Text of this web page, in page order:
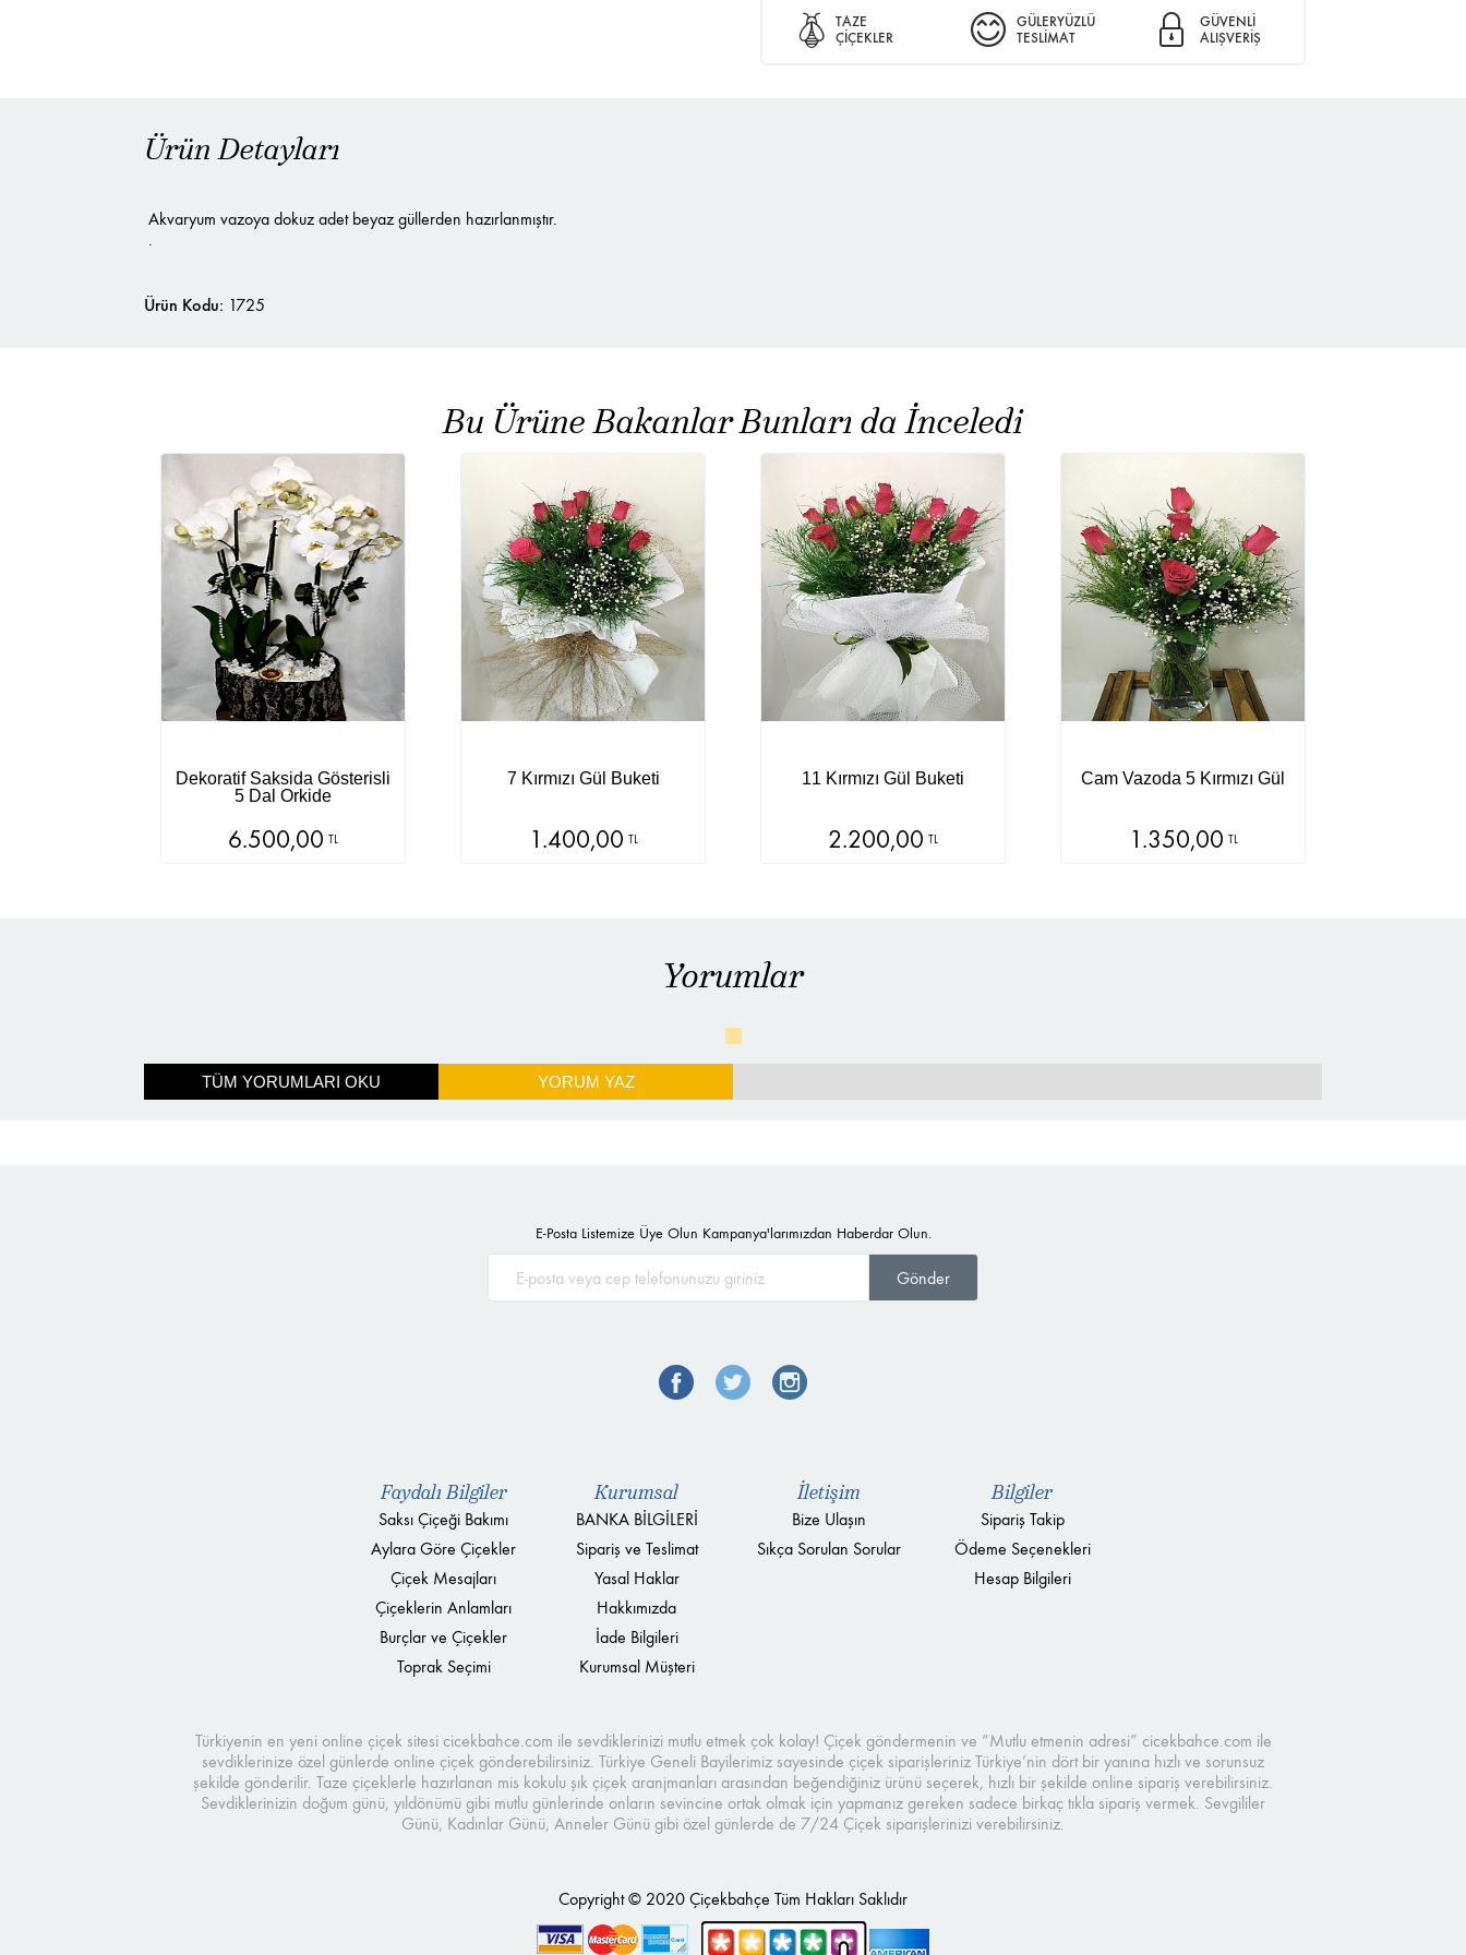
TAZE
ÇİÇEKLER
GÜLERYÜZLÜ
TESLİMAT
GÜVENLİ
ALIŞVERİŞ
Ürün Detayları
Akvaryum vazoya dokuz adet beyaz güllerden hazırlanmıştır.
.
Ürün Kodu: 1725
Bu Ürüne Bakanlar Bunları da İnceledi
Dekoratif Saksida Gösterisli
5 Dal Orkide
6.500,00 TL
7 Kırmızı Gül Buketi
1.400,00 TL
11 Kırmızı Gül Buketi
2.200,00 TL
Cam Vazoda 5 Kırmızı Gül
1.350,00 TL
Yorumlar
TÜM YORUMLARI OKU YORUM YAZ
E-Posta Listemize Üye Olun Kampanya'larımızdan Haberdar Olun.
Gönder
Faydalı Bilgiler
Saksı Çiçeği Bakımı
Aylara Göre Çiçekler
Çiçek Mesajları
Çiçeklerin Anlamları
Burçlar ve Çiçekler
Toprak Seçimi
Kurumsal
BANKA BİLGİLERİ
Sipariş ve Teslimat
Yasal Haklar
Hakkımızda
İade Bilgileri
Kurumsal Müşteri
İletişim
Bize Ulaşın
Sıkça Sorulan Sorular
Bilgiler
Sipariş Takip
Ödeme Seçenekleri
Hesap Bilgileri
Türkiyenin en yeni online çiçek sitesi cicekbahce.com ile sevdiklerinizi mutlu etmek çok kolay! Çiçek göndermenin ve “Mutlu etmenin adresi” cicekbahce.com ile
sevdiklerinize özel günlerde online çiçek gönderebilirsiniz. Türkiye Geneli Bayilerimiz sayesinde çiçek siparişleriniz Türkiye’nin dört bir yanına hızlı ve sorunsuz
şekilde gönderilir. Taze çiçeklerle hazırlanan mis kokulu şık çiçek aranjmanları arasından beğendiğiniz ürünü seçerek, hızlı bir şekilde online sipariş verebilirsiniz.
Sevdiklerinizin doğum günü, yıldönümü gibi mutlu günlerinde onların sevincine ortak olmak için yapmanız gereken sadece birkaç tıkla sipariş vermek. Sevgililer
Günü, Kadınlar Günü, Anneler Günü gibi özel günlerde de 7/24 Çiçek siparişlerinizi verebilirsiniz.
Copyright © 2020 Çiçekbahçe Tüm Hakları Saklıdır